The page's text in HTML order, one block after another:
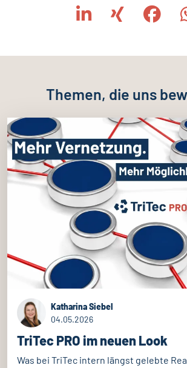
Themen, die uns
Katharina Siebel
04.05.2026
TriTec PRO im neuen Look
Was bei TriTec intern längst gelebte